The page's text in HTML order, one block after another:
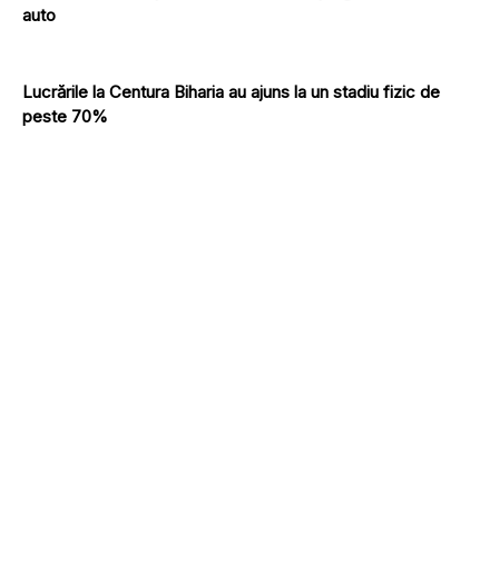
auto
Lucrările la Centura Biharia au ajuns la un stadiu fizic de
peste 70%